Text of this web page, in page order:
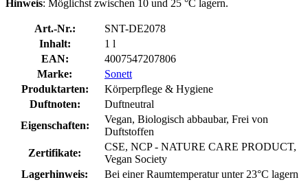
Hinweis: Möglichst zwischen 10 und 25 °C lagern.
Art.-Nr.:
SNT-DE2078
Inhalt:
1 l
EAN:
4007547207806
Marke:
Sonett
Produktarten:
Körperpflege & Hygiene
Duftnoten:
Duftneutral
Eigenschaften:
Vegan, Biologisch abbaubar, Frei von
Duftstoffen
Zertifikate:
CSE, NCP - NATURE CARE PRODUCT,
Vegan Society
Lagerhinweis:
Bei einer Raumtemperatur unter 23°C lagern